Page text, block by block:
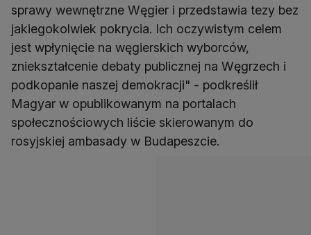
sprawy wewnętrzne Węgier i przedstawia tezy bez
jakiegokolwiek pokrycia. Ich oczywistym celem
jest wpłynięcie na węgierskich wyborców,
zniekształcenie debaty publicznej na Węgrzech i
podkopanie naszej demokracji" - podkreślił
Magyar w opublikowanym na portalach
społecznościowych liście skierowanym do